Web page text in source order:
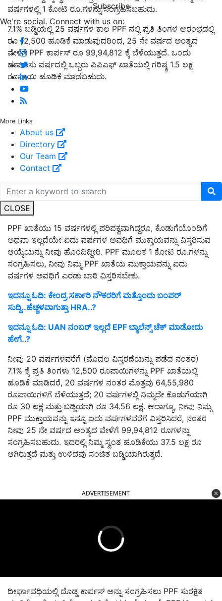
Subscribe
We're social. Connect with us on:
More Links
About us
Directory
Our Team
Contact
CLOSE
ವರ್ಷಗಳಲ್ಲಿ 1 ಕೋಟಿ ರೂ.ಗಳನ್ನು ಸಂಗ್ರಹಿಸಬಹುದು.
7.1% ಬಡ್ಡಿಯಲ್ಲಿ 25 ವರ್ಷಗಳ ಕಾಲ PPF ನಲ್ಲಿ ಪ್ರತಿ ತಿಂಗಳ ಆರಂಭದಲ್ಲಿ
ರೂ 12,500 ಹೂಡಿಕೆ ಮಾಡುವುದರಿಂದ, 25 ನೇ ವರ್ಷದ ಅಂತ್ಯದ
ವೇಳೆಗೆ PPF ಕಾರ್ಪಸ್ ರೂ 99,94,812 ಕ್ಕೆ ಬೆಳೆಯುತ್ತದೆ. ಒಂದು
ಹಣಕಾಸು ವರ್ಷದಲ್ಲಿ ಒಬ್ಬರು ಪಿಪಿಎಫ್ ಖಾತೆಯಲ್ಲಿ ಗರಿಷ್ಠ 1.5 ಲಕ್ಷ
ರೂಪಾಯಿ ಹೂಡಿಕೆ ಮಾಡಬಹುದು.
PPF ಖಾತೆಯು 15 ವರ್ಷಗಳಲ್ಲಿ ಪರಿಪಕ್ವವಾಗಿದ್ದರೂ, ಕೊಡುಗೆಯೊಂದಿಗೆ
ಅಥವಾ ಇಲ್ಲದೆಯೇ ಐದು ವರ್ಷಗಳ ಅವಧಿಗೆ ಮುಕ್ತಾಯವನ್ನು ವಿಸ್ತರಿಸುವ
ಆಯ್ಕೆಯನ್ನು ನೀವು ಹೊಂದಿದ್ದೀರಿ. PPF ಮೂಲಕ 1 ಕೋಟಿ ರೂ.ಗಳನ್ನು
ಸಂಗ್ರಹಿಸಲು, ನೀವು ನಿಮ್ಮ PPF ಖಾತೆಯ ಮುಕ್ತಾಯವನ್ನು ಐದು
ವರ್ಷಗಳ ಅವಧಿಗೆ ಎರಡು ಬಾರಿ ವಿಸ್ತರಿಸಬೇಕು.
ಇದನ್ನೂ ಓದಿ: ಕೇಂದ್ರ ಸರ್ಕಾರಿ ನೌಕರರಿಗೆ ಮತ್ತೊಂದು ಬಂಪರ್‌
ಸುದ್ದಿ..ಹೆಚ್ಚಳವಾಗುತ್ತಾ HRA..?
ಇದನ್ನೂ ಓದಿ: UAN ನಂಬರ್ ಇಲ್ಲದೆ EPF ಬ್ಯಾಲೆನ್ಸ್‌ ಚೆಕ್‌ ಮಾಡೋದು
ಹೇಗೆ..?
ನೀವು 20 ವರ್ಷಗಳವರೆಗೆ (ಮೊದಲ ವಿಸ್ತರಣೆಯನ್ನು ಪಡೆದ ನಂತರ)
7.1% ಕ್ಕೆ ಪ್ರತಿ ತಿಂಗಳು 12,500 ರೂಪಾಯಿಗಳನ್ನು PPF ಖಾತೆಯಲ್ಲಿ
ಹೂಡಿಕೆ ಮಾಡಿದರೆ, 20 ವರ್ಷಗಳ ನಂತರ ಮೊತ್ತವು 64,55,980
ರೂಪಾಯಿಗಳಿಗೆ ಬೆಳೆಯುತ್ತದೆ; 20 ವರ್ಷಗಳಲ್ಲಿ ನಿಮ್ಮದೇ ಕೊಡುಗೆಯಾಗಿ
ರೂ 30 ಲಕ್ಷ ಮತ್ತು ಬಡ್ಡಿಯಾಗಿ ರೂ 34.56 ಲಕ್ಷ. ಆದಾಗ್ಯೂ, ನೀವು ನಿಮ್ಮ
PPF ಮುಕ್ತಾಯವನ್ನು ಇನ್ನೂ ಐದು ವರ್ಷಗಳವರೆಗೆ ವಿಸ್ತರಿಸಿದರೆ, ನಂತರ
ನೀವು 25 ನೇ ವರ್ಷದ ಅಂತ್ಯದ ವೇಳೆಗೆ 99,94,812 ರೂಗಳನ್ನು
ಸಂಗ್ರಹಿಸಬಹುದು. ಇದರಲ್ಲಿ ನಿಮ್ಮ ಸ್ವಂತ ಹೂಡಿಕೆಯು 37.5 ಲಕ್ಷ ರೂ
ಆಗಿರುತ್ತದೆ ಮತ್ತು ಉಳಿದವು ಸಂಚಿತ ಬಡ್ಡಿಯಾಗಿರುತ್ತದೆ.
ADVERTISEMENT
ದೀರ್ಘಾವಧಿಯಲ್ಲಿ ದೊಡ್ಡ ಕಾರ್ಪಸ್ ಅನ್ನು ಸಂಗ್ರಹಿಸಲು PPF ಸುರಕ್ಷಿತ